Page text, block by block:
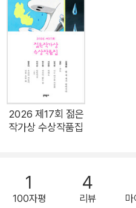
학은 무엇을 할 수 있는가. 우직
딛고 사는 사람들의 이야기를
자가 안으로 짊어온 물음과 세
이에 대해 지금까지 찾아낸 자
았다. 더불어 사는 우리네 삶을
숨겨진 야만성을 지적하는 냉
문장은 이번 산문집에서도 차분
중과 글쓰기에 대한 진지한 태
소설이 되는 비장하게 희극적인 삶을
전히, 문학은 소다.” ‘산문 정신이란 무엇인가’를 보여준다 저자는
2026 제17회 젊은
작가상 수상작품집
1
100자평
4
리뷰